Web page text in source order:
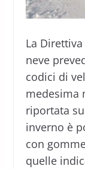
La
neve
codici di
medesima
riportata
inverno è
con
quelle